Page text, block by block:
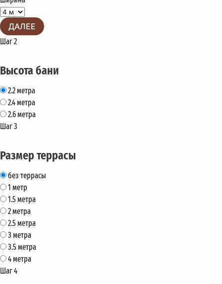
ДАЛЕЕ
Шаг 2
Высота бани
2.2 метра
2.4 метра
2.6 метра
Шаг 3
Размер террасы
без террасы
1 метр
1.5 метра
2 метра
2.5 метра
3 метра
3.5 метра
4 метра
Шаг 4